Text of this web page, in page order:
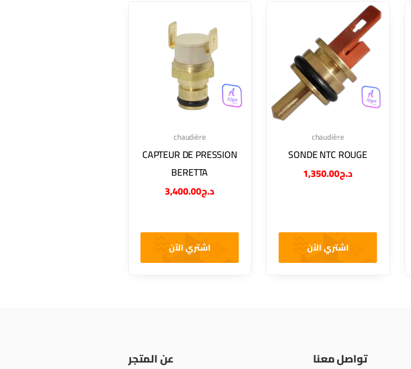
chaudière
CAPTEUR DE PRESSION
BERETTA
د.ج3,400.00
اشتري الآن
chaudière
SONDE NTC ROUGE
د.ج1,350.00
اشتري الآن
عن المتجر تواصل معنا